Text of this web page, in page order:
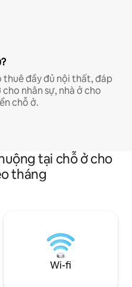
đầy đủ nội thất, đáp
nhân sự, nhà ở cho
chỗ ở.
tại chỗ ở cho
tháng
Wi-fi